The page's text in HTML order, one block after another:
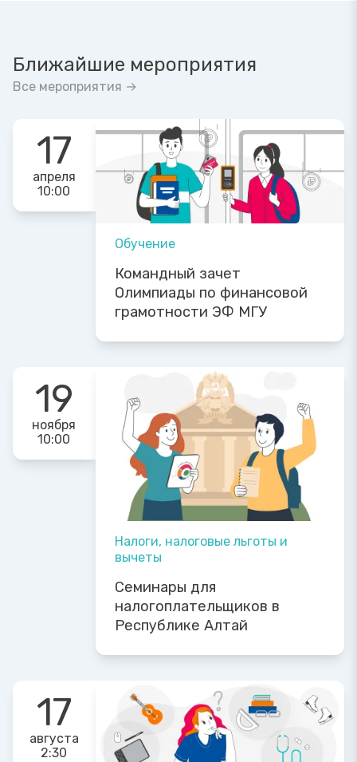
Ближайшие мероприятия
Все мероприятия →
17
апреля
10:00
Обучение
Командный зачет
Олимпиады по финансовой
грамотности ЭФ МГУ
19
ноября
10:00
Налоги, налоговые льготы и
вычеты
Семинары для
налогоплательщиков в
Республике Алтай
17
августа
2:30